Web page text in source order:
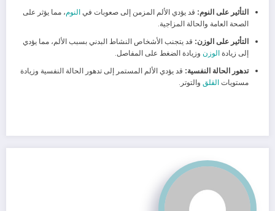
التأثير على النوم: قد يؤدي الألم المزمن إلى صعوبات فيالنوم، مما يؤثر على
الصحة العامة والحالة المزاجية.
التأثير على الوزن: قد يتجنب الأشخاص النشاط البدني بسبب الألم، مما يؤدي
إلى زيادةالوزن وزيادة الضغط على المفاصل.
تدهور الحالة النفسية: قد يؤدي الألم المستمر إلى تدهور الحالة النفسية وزيادة
مستوياتالقلق والتوتر.